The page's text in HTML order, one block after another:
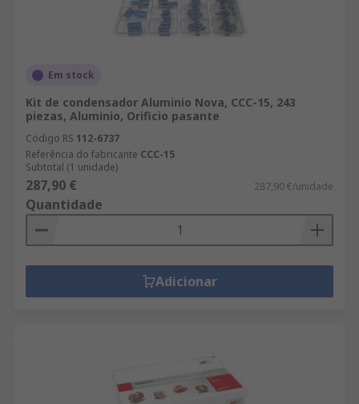
Em stock
Kit de condensador Aluminio Nova, CCC-15, 243
piezas, Aluminio, Orificio pasante
Código RS 112-6737
Referência do fabricante CCC-15
Subtotal (1 unidade)
287,90 € 287,90 €/unidade
Quantidade
Adicionar